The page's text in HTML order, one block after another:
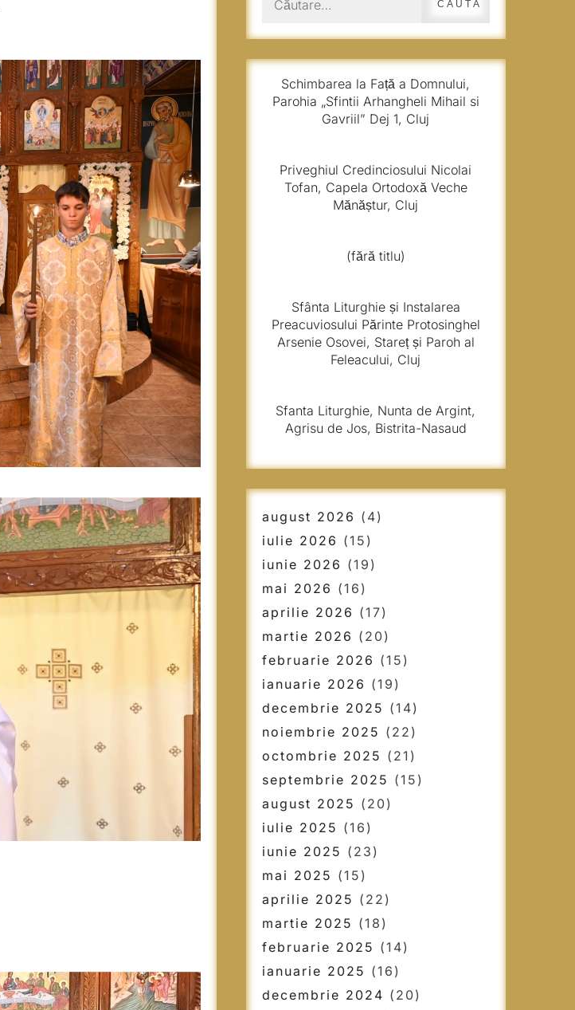
după:
Schimbarea la Față a Domnului,
Parohia „Sfintii Arhangheli Mihail si
Gavriil” Dej 1, Cluj
Priveghiul Credinciosului Nicolai
Tofan, Capela Ortodoxă Veche
Mănăștur, Cluj
(fără titlu)
Sfânta Liturghie și Instalarea
Preacuviosului Părinte Protosinghel
Arsenie Osovei, Stareț și Paroh al
Feleacului, Cluj
Sfanta Liturghie, Nunta de Argint,
Agrisu de Jos, Bistrita-Nasaud
august 2026 (4)
iulie 2026 (15)
iunie 2026 (19)
mai 2026 (16)
aprilie 2026 (17)
martie 2026 (20)
februarie 2026 (15)
ianuarie 2026 (19)
decembrie 2025 (14)
noiembrie 2025 (22)
octombrie 2025 (21)
septembrie 2025 (15)
august 2025 (20)
iulie 2025 (16)
iunie 2025 (23)
mai 2025 (15)
aprilie 2025 (22)
martie 2025 (18)
februarie 2025 (14)
ianuarie 2025 (16)
decembrie 2024 (20)